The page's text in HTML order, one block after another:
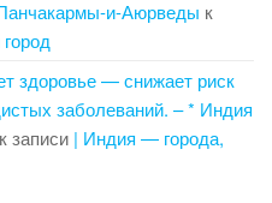
и-Аюрведы к
здоровье — снижает риск
заболеваний. – * Индия
к записи | Индия — города,